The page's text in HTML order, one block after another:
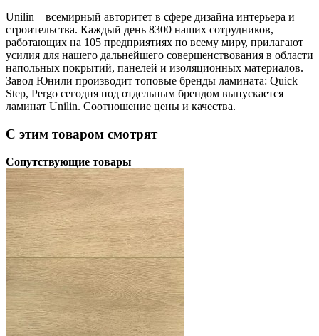
Unilin – всемирный авторитет в сфере дизайна интерьера и
строительства. Каждый день 8300 наших сотрудников,
работающих на 105 предприятиях по всему миру, прилагают
усилия для нашего дальнейшего совершенствования в области
напольных покрытий, панелей и изоляционных материалов.
Завод Юнили производит топовые бренды ламината: Quick
Step, Pergo сегодня под отдельным брендом выпускается
ламинат Unilin. Соотношение цены и качества.
С этим товаром смотрят
Сопутствующие товары